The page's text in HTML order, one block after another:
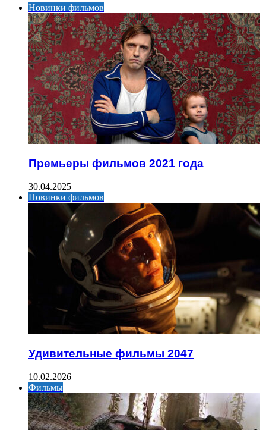
Новинки фильмов
Премьеры фильмов 2021 года
30.04.2025
Новинки фильмов
Удивительные фильмы 2047
10.02.2026
Фильмы